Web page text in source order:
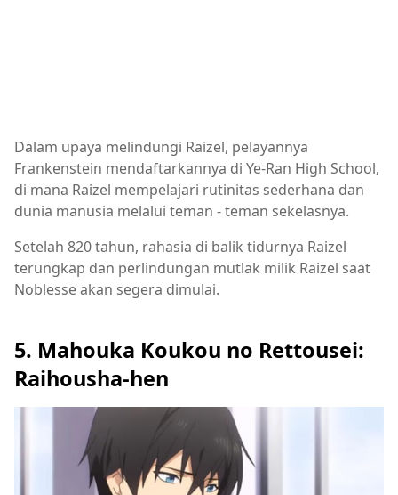
Dalam upaya melindungi Raizel, pelayannya
Frankenstein mendaftarkannya di Ye-Ran High School,
di mana Raizel mempelajari rutinitas sederhana dan
dunia manusia melalui teman - teman sekelasnya.
Setelah 820 tahun, rahasia di balik tidurnya Raizel
terungkap dan perlindungan mutlak milik Raizel saat
Noblesse akan segera dimulai.
5. Mahouka Koukou no Rettousei:
Raihousha-hen